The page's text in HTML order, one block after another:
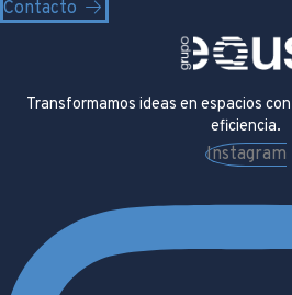
Contacto
Transformamos ideas en espacios con
eficiencia.
Instagram